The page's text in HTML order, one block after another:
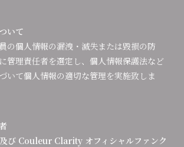
いて
の個人情報の漏洩・滅失または毀損の防
管理責任者を選定し、個人情報保護法など
いて個人情報の適切な管理を実施致しま
び Couleur Clarity オフィシャルファンク